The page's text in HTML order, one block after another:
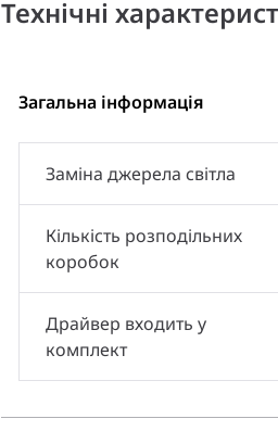
Технічні
Загальна інформація
Заміна джерела світла
Кількість розподільних
коробок
Драйвер входить у
комплект